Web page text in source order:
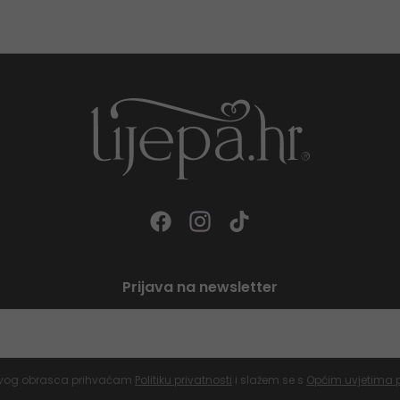
Prijava na newsletter
obrasca prihvaćam Politiku privatnosti i slažem se s Općim uvjetima